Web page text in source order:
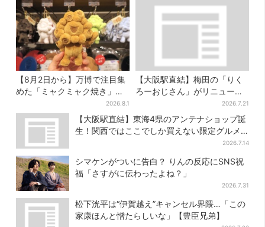
【8月2日から】万博で注目集
めた「ミャクミャク焼き」初
グッズ化！大阪・梅田だけの
新商品が登場
2026.8.1
【大阪駅直結】梅田の「りく
ろーおじさん」がリニューア
ル！チーズケーキ以外も充
実…並ばず買える「ロッカ
ー」も設置
2026.7.21
【大阪駅直結】東海4県のアンテナショップ誕
生！関西ではここでしか買えない限定グルメ
2026.7.14
シマケンがついに告白？ りんの反応にSNS祝
福「さすがに伝わったよね？」
2026.7.31
松下洸平は“伊賀越え”キャンセル界隈…「この
家康ほんと憎たらしいな」【豊臣兄弟】